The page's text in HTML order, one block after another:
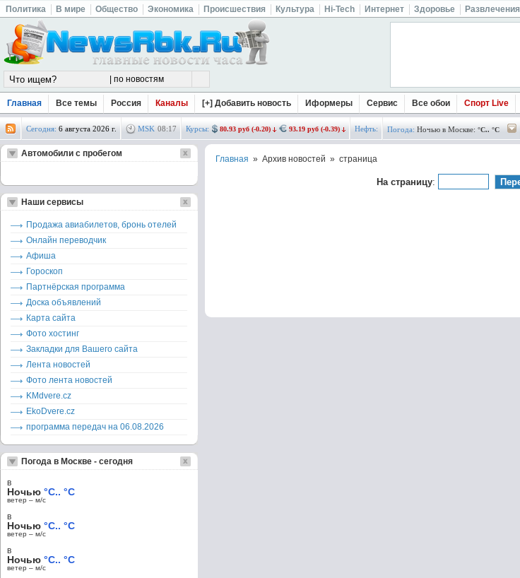
Политика В мире Общество Экономика Происшествия Культура Hi-Tech Интернет Здоровье Развлечения
Главная Все темы Россия Каналы [+] Добавить новость Иформеры Сервис Все обои Спорт Live
Сегодня: 6 августа 2026 г. MSK 08:17 Курсы: 80.93 руб (-0.20) 93.19 руб (-0.39) Нефть: Погода: Ночью в Москве: °C.. °C
Главная » Архив новостей » страница
На страницу:
Автомобили с пробегом
Наши сервисы
Продажа авиабилетов, бронь отелей
Онлайн переводчик
Афиша
Гороскоп
Партнёрская программа
Доска объявлений
Карта сайта
Фото хостинг
Закладки для Вашего сайта
Лента новостей
Фото лента новостей
KMdvere.cz
EkoDvere.cz
программа передач на 06.08.2026
Погода в Москве - сегодня
в
Ночью °C.. °C
ветер – м/c
в
Ночью °C.. °C
ветер – м/c
в
Ночью °C.. °C
ветер – м/c